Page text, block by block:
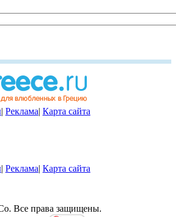
| Реклама| Карта сайта
| Реклама| Карта сайта
Все права защищены.